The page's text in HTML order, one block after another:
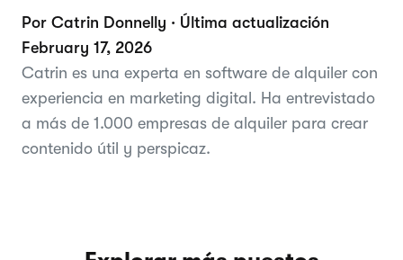
Por Catrin Donnelly · Última actualización
February 17, 2026
Catrin es una experta en software de alquiler con
experiencia en marketing digital. Ha entrevistado
a más de 1.000 empresas de alquiler para crear
contenido útil y perspicaz.